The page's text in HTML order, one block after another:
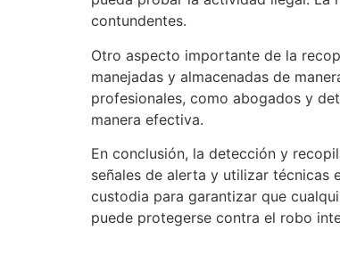
contundentes.
Otro aspecto importante de la
manejadas y almacenadas de
profesionales, como abogados y
manera efectiva.
En conclusión, la detección y
señales de alerta y utilizar técnicas
custodia para garantizar que
puede protegerse contra el robo